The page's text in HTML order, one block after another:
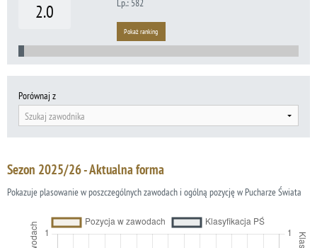
2.0
Lp.: 582
Pokaż ranking
Porównaj z
Szukaj zawodnika
Sezon 2025/26 - Aktualna forma
Pokazuje plasowanie w poszczególnych zawodach i ogólną pozycję w Pucharze Świata